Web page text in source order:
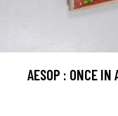
AESOP : ONCE IN